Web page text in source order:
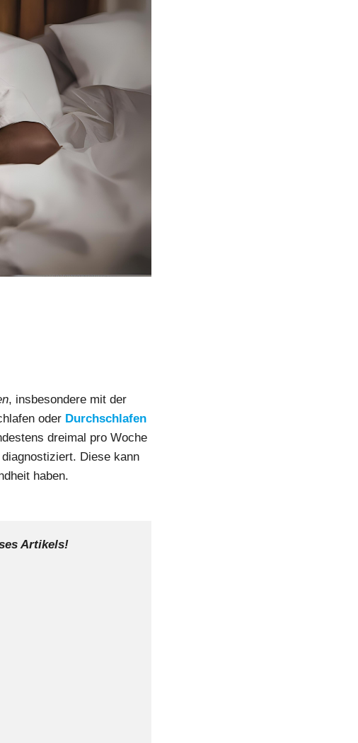
, insbesondere mit der
oder Durchschlafen
dreimal pro Woche
diagnostiziert. Diese kann
haben.
Artikels!